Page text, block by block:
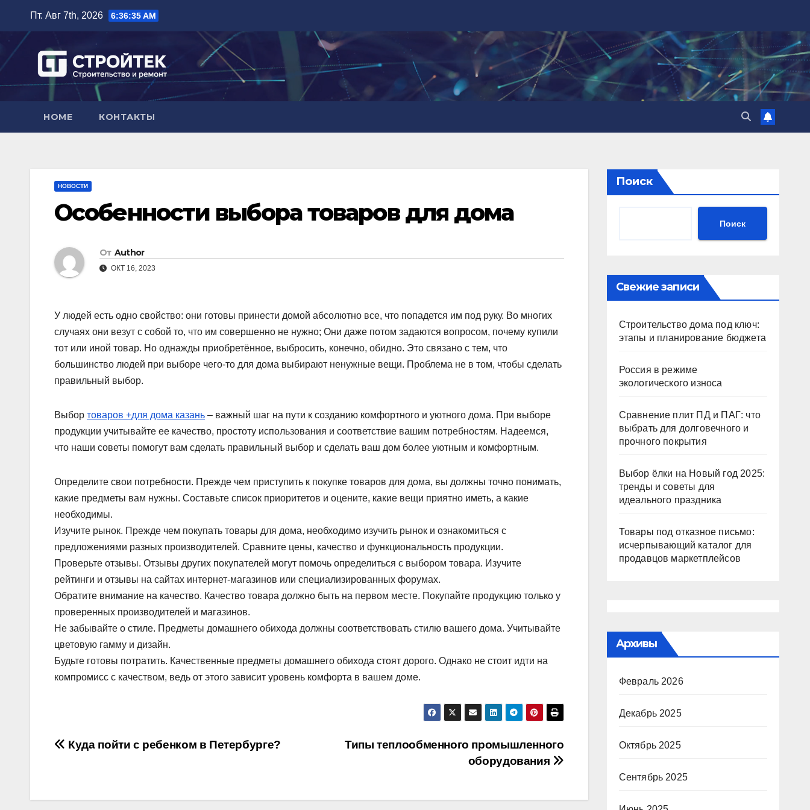
содержимому
Пт. Авг 7th, 2026 6:36:36 AM
HOME КОНТАКТЫ
НОВОСТИ
Особенности выбора товаров для дома
От Author
ОКТ 16, 2023
У людей есть одно свойство: они готовы принести домой абсолютно все, что попадется им под руку. Во многих
случаях они везут с собой то, что им совершенно не нужно; Они даже потом задаются вопросом, почему купили
тот или иной товар. Но однажды приобретённое, выбросить, конечно, обидно. Это связано с тем, что
большинство людей при выборе чего-то для дома выбирают ненужные вещи. Проблема не в том, чтобы сделать
правильный выбор.
Выбор товаров +для дома казань – важный шаг на пути к созданию комфортного и уютного дома. При выборе
продукции учитывайте ее качество, простоту использования и соответствие вашим потребностям. Надеемся,
что наши советы помогут вам сделать правильный выбор и сделать ваш дом более уютным и комфортным.
Определите свои потребности. Прежде чем приступить к покупке товаров для дома, вы должны точно понимать,
какие предметы вам нужны. Составьте список приоритетов и оцените, какие вещи приятно иметь, а какие
необходимы.
Изучите рынок. Прежде чем покупать товары для дома, необходимо изучить рынок и ознакомиться с
предложениями разных производителей. Сравните цены, качество и функциональность продукции.
Проверьте отзывы. Отзывы других покупателей могут помочь определиться с выбором товара. Изучите
рейтинги и отзывы на сайтах интернет-магазинов или специализированных форумах.
Обратите внимание на качество. Качество товара должно быть на первом месте. Покупайте продукцию только у
проверенных производителей и магазинов.
Не забывайте о стиле. Предметы домашнего обихода должны соответствовать стилю вашего дома. Учитывайте
цветовую гамму и дизайн.
Будьте готовы потратить. Качественные предметы домашнего обихода стоят дорого. Однако не стоит идти на
компромисс с качеством, ведь от этого зависит уровень комфорта в вашем доме.
Навигация
записям
Типы теплообменного промышленного
оборудования
Куда пойти с ребенком в Петербурге?
Поиск
Поиск
Свежие записи
Строительство дома под ключ:
этапы и планирование бюджета
Россия в режиме
экологического износа
Сравнение плит ПД и ПАГ: что
выбрать для долговечного и
прочного покрытия
Выбор ёлки на Новый год 2025:
тренды и советы для
идеального праздника
Товары под отказное письмо:
исчерпывающий каталог для
продавцов маркетплейсов
Архивы
Февраль 2026
Декабрь 2025
Октябрь 2025
Сентябрь 2025